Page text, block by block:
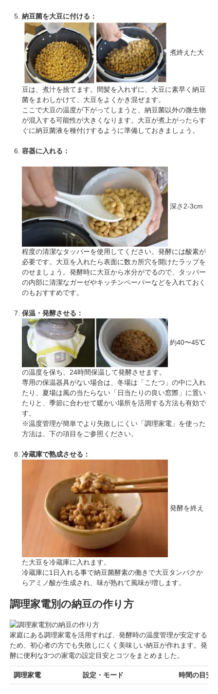
納豆菌を大豆に付ける：
煮終えた大
豆は、煮汁を捨てます。間髪を入れずに、大豆に素早く納豆
菌をまわしかけて、大豆をよくかき混ぜます。
ここで大豆の温度が下がってしまうと、納豆菌以外の微生物
が混入する可能性が大きくなります。大豆が煮上がったらす
ぐに納豆菌液を種付けするように準備しておきましょう。
容器に入れる：
深さ2-3cm
程度の清潔なタッパーを使用してください。発酵には酸素が
必要です。大豆を入れたら表面に数カ所穴を開けたラップを
のせましょう。発酵時に大豆から水分がでるので、タッパー
の内部に清潔なガーゼやキッチンペーパーなどを入れておく
のもおすすめです。
保温・発酵させる：
約40〜45℃
の温度を保ち、24時間保温して発酵させます。
専用の保温器具がない場合は、冬場は「こたつ」の中に入れ
たり、夏場は風の当たらない「日当たりの良い窓際」に置い
たりと、季節に合わせて暖かい場所を活用する方法も有効で
す。
※温度管理が簡単でより失敗しにくい「調理家電」を使った
方法は、下の項目をご参照ください。
冷蔵庫で熟成させる：
発酵を終え
た大豆を冷蔵庫に入れます。
冷蔵庫に1日入れる事で納豆菌酵素の働きで大豆タンパクか
らアミノ酸が生成され、味が熟れて風味が増します。
調理家電別の納豆の作り方
家庭にある調理家電を活用すれば、発酵時の温度管理が安定する
ため、初心者の方でも失敗しにくく美味しい納豆が作れます。発
酵に便利な3つの家電の設定目安とコツをまとめました。
調理家電 設定・モード 時間の目安